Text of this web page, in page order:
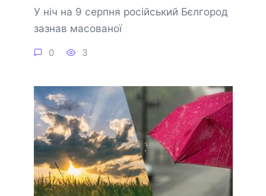
У ніч на 9 серпня російський Бєлгород
зазнав масованої
0 3